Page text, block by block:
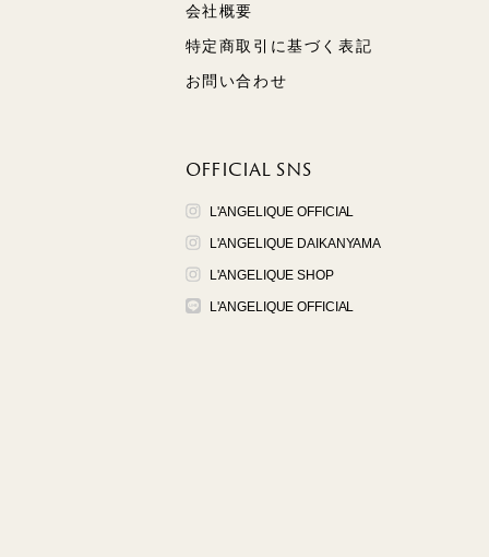
会社概要
特定商取引に基づく表記
お問い合わせ
OFFICIAL SNS
L'ANGELIQUE OFFICIAL
L'ANGELIQUE DAIKANYAMA
L'ANGELIQUE SHOP
L'ANGELIQUE OFFICIAL